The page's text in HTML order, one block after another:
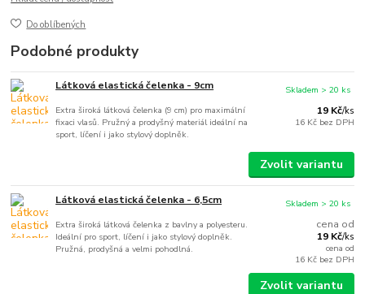
Do oblíbených
Podobné produkty
Látková elastická čelenka - 9cm
Extra široká látková čelenka (9 cm) pro maximální
fixaci vlasů. Pružný a prodyšný materiál ideální na
sport, líčení i jako stylový doplněk.
19 Kč/ks
16 Kč bez DPH
Skladem > 20 ks
Zvolit variantu
Látková elastická čelenka - 6,5cm
Extra široká látková čelenka z bavlny a polyesteru.
Ideální pro sport, líčení i jako stylový doplněk.
Pružná, prodyšná a velmi pohodlná.
cena od
19 Kč/ks
cena od
16 Kč bez DPH
Skladem > 20 ks
Zvolit variantu